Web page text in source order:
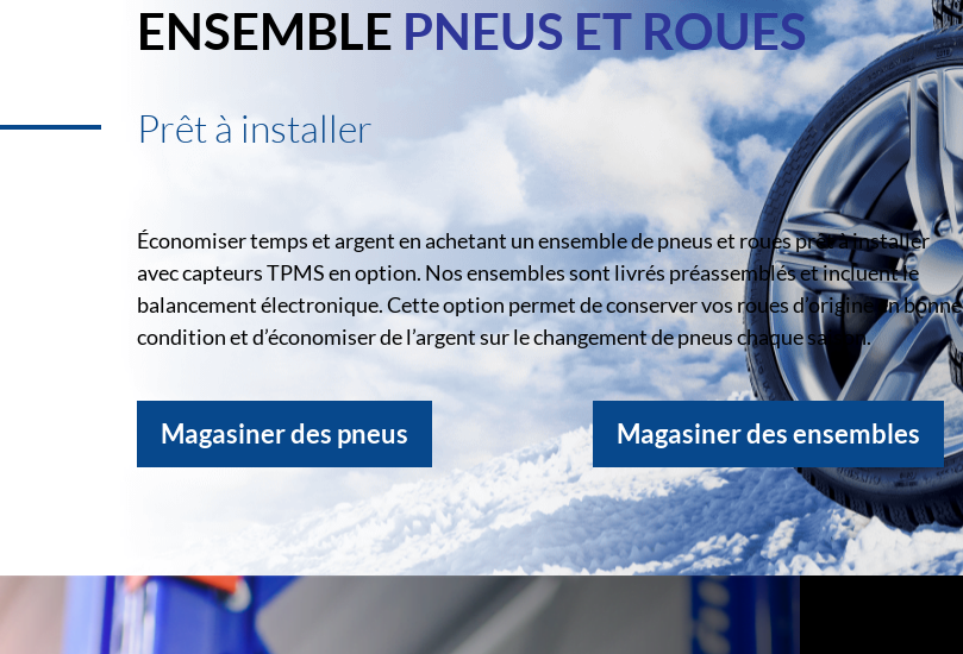
ENSEMBLE PNEUS ET ROUES
Prêt à installer
Économiser temps et argent en achetant un ensemble de pneus et roues prêt à installer
avec capteurs TPMS en option. Nos ensembles sont livrés préassemblés et incluent le
balancement électronique. Cette option permet de conserver vos roues d’origine en bonne
condition et d’économiser de l’argent sur le changement de pneus chaque saison.
Magasiner des pneus Magasiner des ensembles